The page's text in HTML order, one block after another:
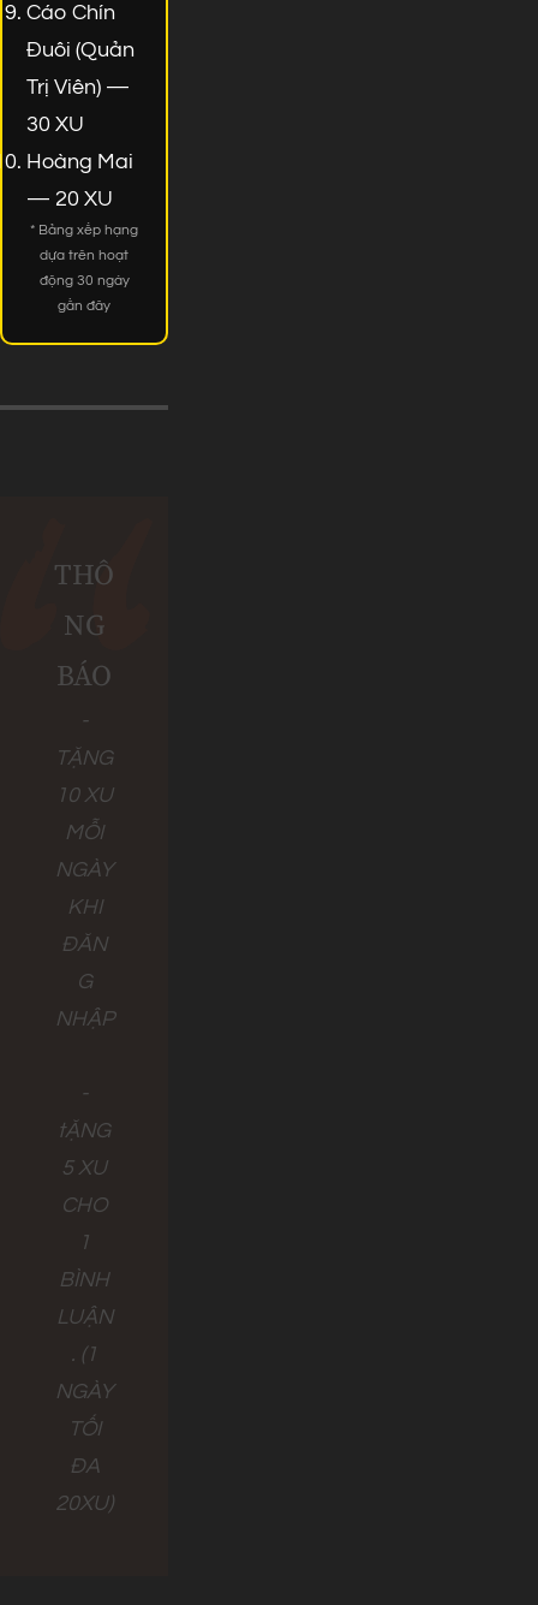
Cáo Chín
Đuôi (Quản
Trị Viên) —
30 XU
Hoàng Mai
— 20 XU
* Bảng xếp hạng
dựa trên hoạt
động 30 ngày
gần đây
THÔ
NG
BÁO
-
TẶNG
10 XU
MỖI
NGÀY
KHI
ĐĂN
G
NHẬP
-
tẶNG
5 XU
CHO
1
BÌNH
LUẬN
. (1
NGÀY
TỐI
ĐA
20XU)